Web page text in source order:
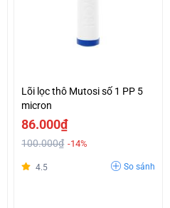
Lõi lọc thô Mutosi số 1 PP 5
micron
86.000₫
100.000₫ -14%
4.5 So sánh